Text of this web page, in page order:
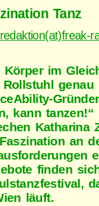
Tanz
Körper im
Rollstuhl
kann
Katharina
an
finden
läuft.